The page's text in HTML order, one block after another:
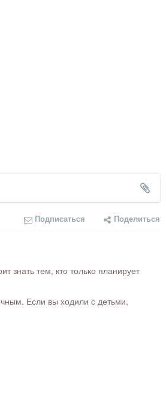
Подписаться Поделиться
знать тем, кто только планирует
Если вы ходили с детьми,